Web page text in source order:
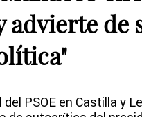
advierte de
PSOE en Castilla y